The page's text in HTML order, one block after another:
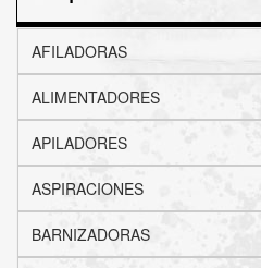
AFILADORAS
ALIMENTADORES
APILADORES
ASPIRACIONES
BARNIZADORAS